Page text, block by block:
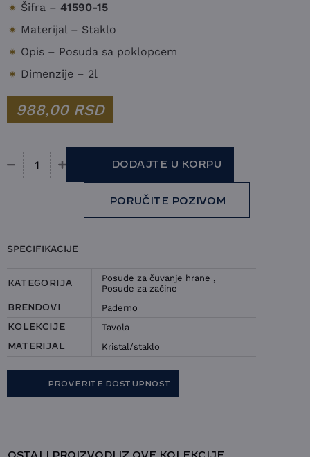
Šifra – 41590-15
Materijal – Staklo
Opis – Posuda sa poklopcem
Dimenzije – 2l
988,00 RSD
Posuda sa poklopcem Paderno - Tavola količina
DODAJTE U KORPU
PORUČITE POZIVOM
SPECIFIKACIJE
KATEGORIJA Posude za čuvanje hrane ,
Posude za začine
BRENDOVI Paderno
KOLEKCIJE Tavola
MATERIJAL Kristal/staklo
PROVERITE DOSTUPNOST